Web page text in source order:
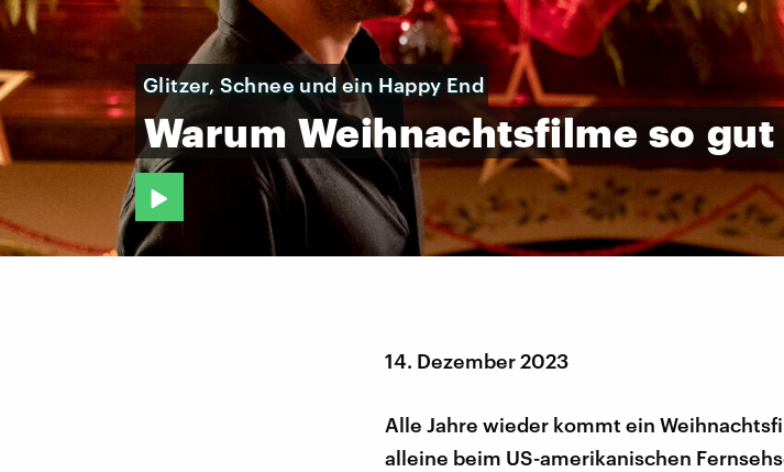
Glitzer, Schnee und ein Happy End
Warum Weihnachtsfilme so gut
14. Dezember 2023
Alle Jahre wieder kommt ein
alleine beim US-amerikanischen